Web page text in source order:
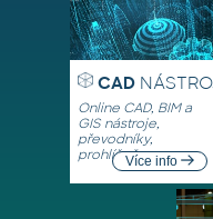
CAD
Online CAD, BIM a
GIS nástroje,
převodníky,
prohlížečeVíce info